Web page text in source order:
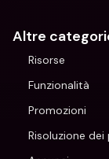
Altre
Risorse
Funzionalità
Promozioni
Risoluzione